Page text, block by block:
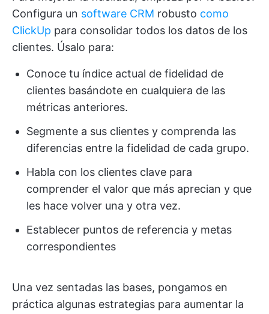
Configura un software CRM robusto como
ClickUp para consolidar todos los datos de los
clientes. Úsalo para:
Conoce tu índice actual de fidelidad de
clientes basándote en cualquiera de las
métricas anteriores.
Segmente a sus clientes y comprenda las
diferencias entre la fidelidad de cada grupo.
Habla con los clientes clave para
comprender el valor que más aprecian y que
les hace volver una y otra vez.
Establecer puntos de referencia y metas
correspondientes
Una vez sentadas las bases, pongamos en
práctica algunas estrategias para aumentar la